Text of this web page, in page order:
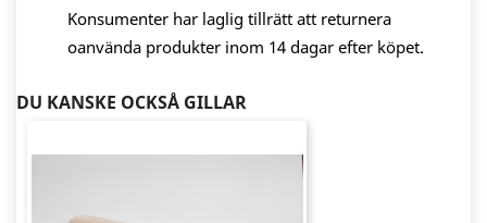
Konsumenter har laglig tillrätt att returnera
oanvända produkter inom 14 dagar efter köpet.
DU KANSKE OCKSÅ GILLAR